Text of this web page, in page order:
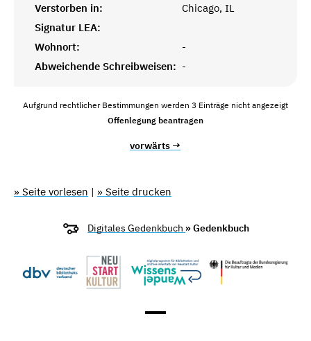
Verstorben in:
Chicago, IL
Signatur LEA:
Wohnort:
-
Abweichende Schreibweisen: -
Aufgrund rechtlicher Bestimmungen werden 3 Einträge nicht angezeigt
Offenlegung beantragen
vorwärts →
» Seite vorlesen | » Seite drucken
Digitales Gedenkbuch » Gedenkbuch